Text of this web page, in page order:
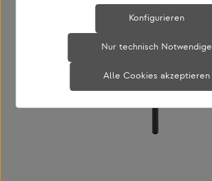
Bildergalerie überspringen
Nur technisch Notwendige
Konfigurieren
Alle Cookies akzeptieren